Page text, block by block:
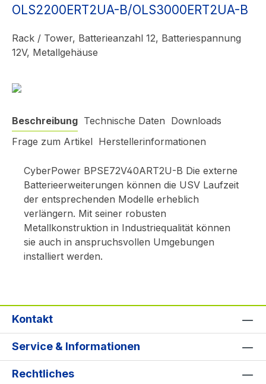
OLS2200ERT2UA-B/OLS3000ERT2UA-B
Rack / Tower, Batterieanzahl 12, Batteriespannung
12V, Metallgehäuse
Beschreibung Technische Daten Downloads
Frage zum Artikel Herstellerinformationen
CyberPower BPSE72V40ART2U-B Die externe
Batterieerweiterungen können die USV Laufzeit
der entsprechenden Modelle erheblich
verlängern. Mit seiner robusten
Metallkonstruktion in Industriequalität können
sie auch in anspruchsvollen Umgebungen
installiert werden.
Kontakt
Service & Informationen
Rechtliches